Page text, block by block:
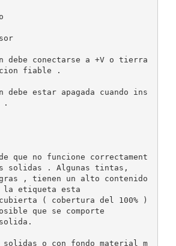
debe conectarse a +V o tierra
fiable .
debe estar apagada cuando ins
.
que no funcione correctament
solidas . Algunas tintas,
, tienen un alto contenido
la etiqueta esta
cubierta ( cobertura del 100% )
que se comporte
solidas o con fondo material m